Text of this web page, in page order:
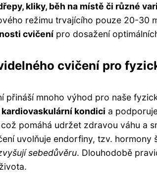
kliky, běh na místě či různé
režimu trvajícího pouze 20-30
cvičení pro dosažení
cvičení pro
přináší mnoho výhod pro naše
kondici a
pomáhá udržet zdravou váhu a
uvolňuje endorfiny, tzv. hormony
sebedůvěru. Dlouhodobě